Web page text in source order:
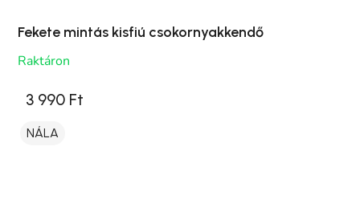
Fekete mintás kisfiú csokornyakkendő
Raktáron
3 990 Ft
NÁLA